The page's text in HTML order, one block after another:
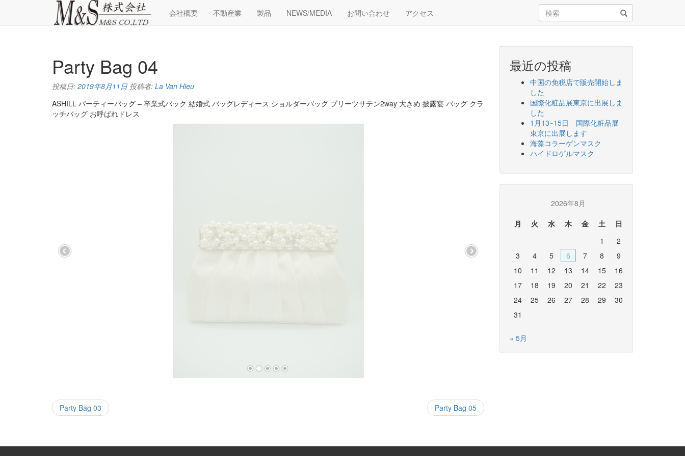
会社概要 不動産業 製品 NEWS/MEDIA お問い合わせ アクセス
検
索:
Party Bag 04
投稿日: 2019年8月11日 投稿者: La Van Hieu
ASHILL パーティーバッグ – 卒業式バック 結婚式 バッグレディース ショルダーバッグ プリーツサテン2way 大きめ 披露宴 バッグ クラ
ッチバッグ お呼ばれドレス
投
ナ
Party Bag 03 Party Bag 05
最近の投稿
中国の免税店で販売開始しま
した
国際化粧品展東京に出展しま
した
1月13~15日 国際化粧品展
東京に出展します
海藻コラーゲンマスク
ハイドロゲルマスク
2026年8月
月
火 水 木 金 土
日
1
2
3
4 5 6 7 8
9
10
11 12 13 14 15
16
17
18 19 20 21 22
23
24
25 26 27 28 29
30
31
« 5月